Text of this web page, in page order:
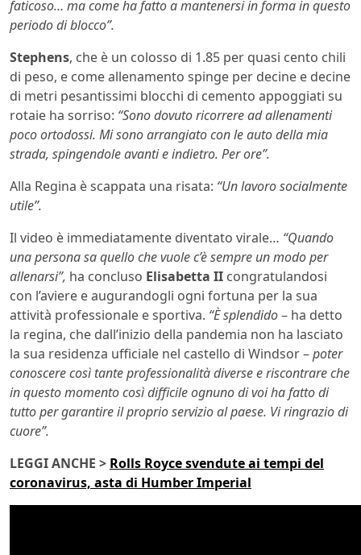
faticoso… ma come ha fatto a mantenersi in forma in questo
periodo di blocco”.
Stephens, che è un colosso di 1.85 per quasi cento chili
di peso, e come allenamento spinge per decine e decine
di metri pesantissimi blocchi di cemento appoggiati su
rotaie ha sorriso: “Sono dovuto ricorrere ad allenamenti
poco ortodossi. Mi sono arrangiato con le auto della mia
strada, spingendole avanti e indietro. Per ore”.
Alla Regina è scappata una risata: “Un lavoro socialmente
utile”.
Il video è immediatamente diventato virale… “Quando
una persona sa quello che vuole c’è sempre un modo per
allenarsi”, ha concluso Elisabetta II congratulandosi
con l’aviere e augurandogli ogni fortuna per la sua
attività professionale e sportiva. “È splendido– ha detto
la regina, che dall’inizio della pandemia non ha lasciato
la sua residenza ufficiale nel castello di Windsor –poter
conoscere così tante professionalità diverse e riscontrare che
in questo momento così difficile ognuno di voi ha fatto di
tutto per garantire il proprio servizio al paese. Vi ringrazio di
cuore”.
LEGGI ANCHE > Rolls Royce svendute ai tempi del
coronavirus, asta di Humber Imperial